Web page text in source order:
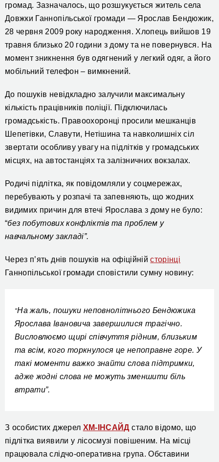
громад. Зазначалось, що розшукується житель села
Довжки Ганнопільської громади — Ярослав Бендюжик,
28 червня 2009 року народження. Хлопець вийшов 19
травня близько 20 години з дому та не повернувся. На
момент зникнення був одягнений у легкий одяг, а його
мобільний телефон – вимкнений.
До пошуків невідкладно залучили максимальну
кількість працівників поліції. Підключилась
громадськість. Правоохоронці просили мешканців
Шепетівки, Славути, Нетішина та навколишніх сіл
звертати особливу увагу на підлітків у громадських
місцях, на автостанціях та залізничних вокзалах.
Родичі підлітка, як повідомляли у соцмережах,
перебувають у розпачі та запевняють, що жодних
видимих причин для втечі Ярослава з дому не було:
“без побутових конфліктів та проблем у
навчальному закладі”.
Через п’ять днів пошуків на офіційнійсторінці
Ганнопільської громади сповістили сумну новину:
“На жаль, пошуки неповнолітнього Бендюжика
Ярослава Івановича завершилися трагічно.
Висловлюємо щирі співчуття рідним, близьким
та всім, кого торкнулося це непоправне горе. У
такі моменти важко знайти слова підтримки,
адже жодні слова не можуть зменшити біль
втрати”.
З особистих джерел ХМ-ІНСАЙД стало відомо, що
підлітка виявили у лісосмузі повішеним. На місці
працювала слідчо-оперативна група. Обставини